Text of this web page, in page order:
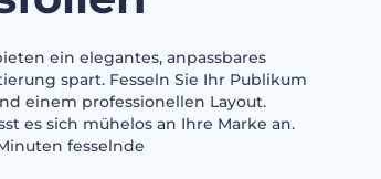
ein elegantes, anpassbares
spart. Fesseln Sie Ihr Publikum
einem professionellen Layout.
es sich mühelos an Ihre Marke an.
fesselnde